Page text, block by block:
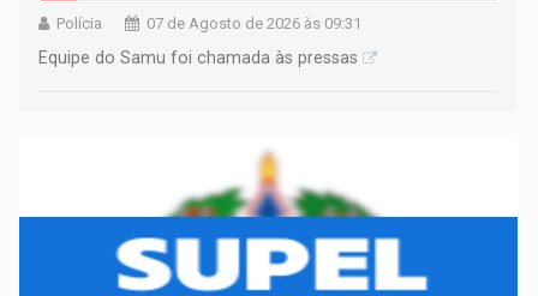
Polícia 07 de Agosto de 2026 às 09:31
Equipe do Samu foi chamada às pressas